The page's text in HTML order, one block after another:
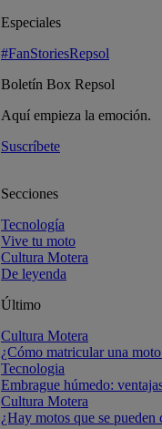
Especiales
#FanStoriesRepsol
Boletín Box Repsol
Aquí empieza la emoción.
Suscríbete
Secciones
Tecnología
Vive tu moto
Cultura Motera
De leyenda
Último
Cultura Motera
¿Cómo matricular una
Tecnologia
Embrague húmedo:
Cultura Motera
¿Hay motos que se